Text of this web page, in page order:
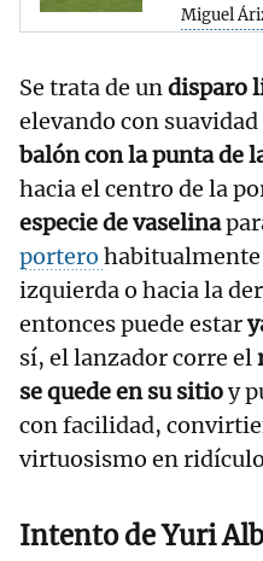
Miguel
Se trata de undisparo
elevando con suavidad
balón con la punta de
hacia el centro de la
especie de vaselina
portero habitualmente
izquierda o hacia la
entonces puede estar
sí, el lanzador corre el
se quede en su sitioy
con facilidad,
virtuosismo en
Intento de Yuri